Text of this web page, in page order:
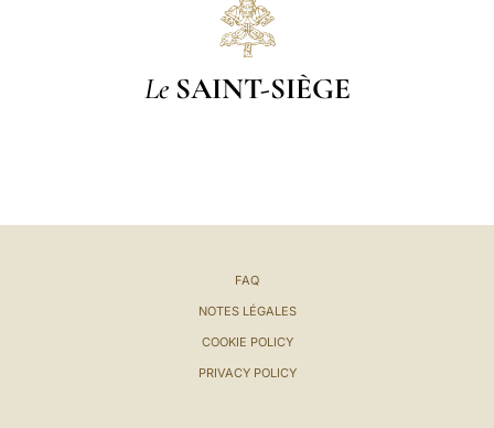
Le SAINT-SIÈGE
FAQ
NOTES LÉGALES
COOKIE POLICY
PRIVACY POLICY